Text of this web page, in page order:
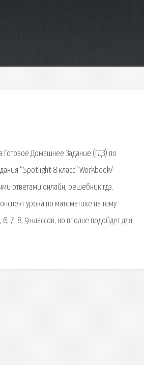
Готовое Домашнее Задание (ГДЗ) по
8 класс” Workbook/
ответами онлайн, решебник гдз.
урока по математике на тему
7, 8, 9 классов, но вполне подойдет для